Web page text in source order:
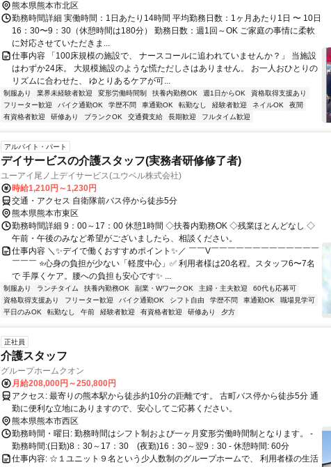
熊本県熊本市北区
勤務時間詳細 実働時間：1日あたり14時間 平均勤務日数：1ヶ月あたり1日 〜 10日
16：30〜9：30（休憩時間は180分） 勤務日数：週1回～OK ご家庭の事情に柔軟
に対応させていただきま...
仕事内容 「100床規模の施設で、 ナースコールに追われていませんか？」 当施設
はわずか24床。 大規模施設のような慌ただしさはありません。 お一人おひとりの
リズムに合わせた、 ゆとりあるケアが可...
制服あり 業界未経験者歓迎 変形労働時間制 扶養内勤務OK 週1日からOK
資格取得支援あり
フリーター歓迎
バイク通勤OK 学歴不問 車通勤OK 転勤なし 経験者歓迎 ネイルOK
夜間
有資格者歓迎
研修あり ブランクOK 交通費支給 長期歓迎 フルタイム歓迎
アルバイト・パート
デイサービスの介護スタッフ(実務者研修修了者)
ユーアイ尾ノ上デイサービス(ユウベル株式会社)
時給1,210円～1,230円
交通・アクセス 自衛隊前バス停から徒歩5分
熊本県熊本市東区
勤務時間詳細 9：00～17：00 休憩1時間 ◇扶養内勤務OK ◇残業ほとんどなし ◇
午前・午後のみなど希望がございましたら、相談ください。
仕事内容 ＼✨デイで働くおすすめポイント✨／ ￣￣V￣￣￣￣￣￣￣￣￣￣￣￣￣
￣￣￣ ⭐心身の負担が少ない「軽度中心」✅ 利用者様は20名程。スタッフ6〜7名
で 手厚くケア。腰への負担も安心です✨ ...
制服あり ランチタイム 扶養内勤務OK 副業・WワークOK 主婦・主夫歓迎
60代も応募可
資格取得支援あり
フリーター歓迎 バイク通勤OK シフト自由 学歴不問 車通勤OK
職場見学可
平日のみOK
転勤なし 午前 経験者歓迎 有資格者歓迎 研修あり 夕方
正社員
介護スタッフ
グループホームクオン
月給208,000円～250,800円
アクセス: 最寄りの熊本駅から徒歩約10分の距離です。 古町バス停から徒歩5分 通
勤に便利な立地にありますので、安心してご応募ください。
熊本県熊本市西区
勤務時間・曜日: 勤務時間はシフト制および一ヶ月変形労働時間制となります。 -
勤務時間:(日勤)8：30～17：30 (夜勤)16：30～翌9：30 - 休憩時間: 60分
仕事内容: ☆１ユニット９名という少人数制のグループホームで、 利用者様の生活